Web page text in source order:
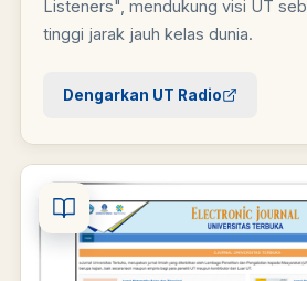
Listeners", mendukung visi UT
tinggi jarak jauh kelas dunia.
Dengarkan UT Radio